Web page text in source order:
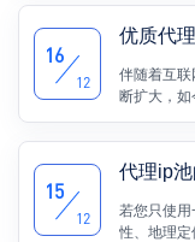
作。虽然
名词，但
要怎么换
16
12
优质代
伴随着互
断扩大，
户网站或
需求。
15
12
代理ip
若您只使
性、地理